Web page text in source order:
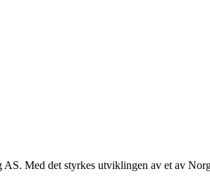
Med det styrkes utviklingen av et av